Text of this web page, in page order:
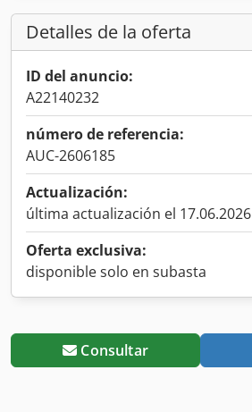
Detalles de la oferta
ID del anuncio:
A22140232
número de referencia:
AUC-2606185
Actualización:
última actualización el 17.06.2026
Oferta exclusiva:
disponible solo en subasta
Consultar